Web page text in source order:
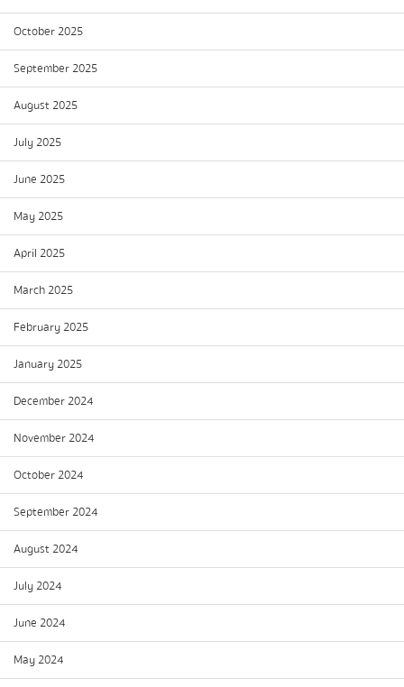
October 2025
September 2025
August 2025
July 2025
June 2025
May 2025
April 2025
March 2025
February 2025
January 2025
December 2024
November 2024
October 2024
September 2024
August 2024
July 2024
June 2024
May 2024